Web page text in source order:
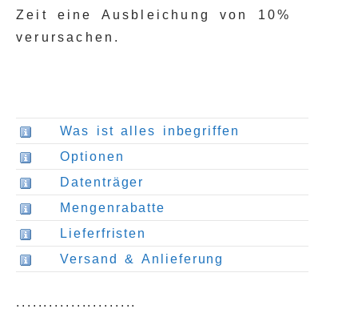
Zeit eine Ausbleichung von 10%
verursachen.
Was ist alles inbegriffen
Optionen
Datenträger
Mengenrabatte
Lieferfristen
Versand & Anlieferung
......................